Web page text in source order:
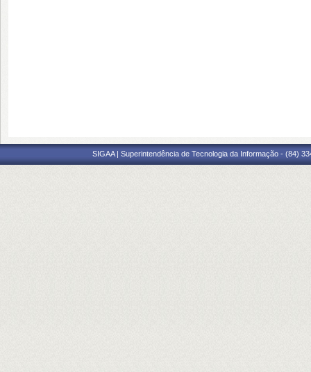
SIGAA | Superintendência de Tecnologia da Informação - (84)